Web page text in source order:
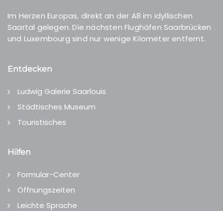
Im Herzen Europas, direkt an der A8 im idyllischen
Saartal gelegen. Die nächsten Flughäfen Saarbrücken
und Luxembourg sind nur wenige Kilometer entfernt.
Entdecken
Ludwig Galerie Saarlouis
Städtisches Museum
Touristisches
Hilfen
Formular-Center
Öffnungszeiten
Leichte Sprache